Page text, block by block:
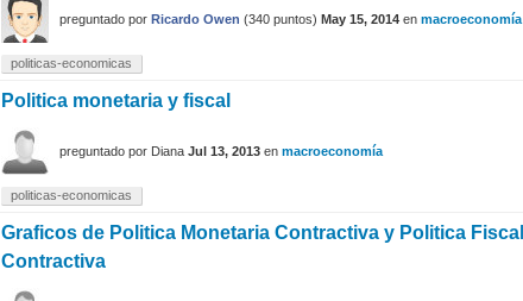
preguntado por Ricardo Owen (340 puntos) May 15, 2014 en macroeconomía
politicas-economicas
Politica monetaria y fiscal
preguntado por Diana Jul 13, 2013 en macroeconomía
politicas-economicas
Graficos de Politica Monetaria Contractiva y Politica Fiscal
Contractiva